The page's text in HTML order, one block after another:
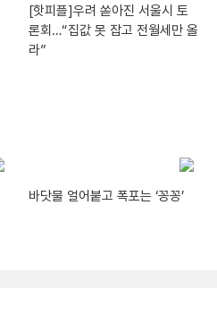
[핫피플]우려 쏟아진 서울시 토
론회…“집값 못 잡고 전월세만 올
라”
바닷물 얼어붙고 폭포는 ‘꽁꽁’